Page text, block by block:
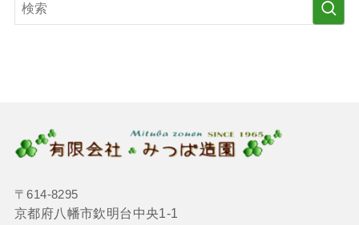
〒614-8295
京都府八幡市欽明台中央1-1